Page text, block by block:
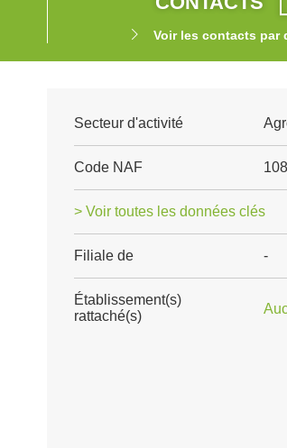
Voir les contacts par
Secteur d'activité
Code NAF
> Voir toutes les données clés
Filiale de -
Établissement(s)
rattaché(s)